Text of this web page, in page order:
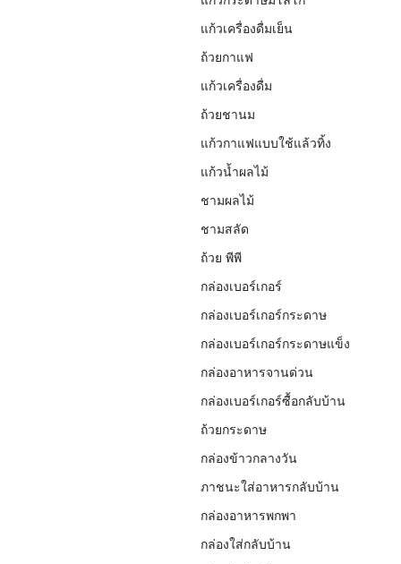
แก้วเครื่องดื่มเย็น
ถ้วยกาแฟ
แก้วเครื่องดื่ม
ถ้วยชานม
แก้วกาแฟแบบใช้แล้วทิ้ง
แก้วน้ำผลไม้
ชามผลไม้
ชามสลัด
ถ้วย พีพี
กล่องเบอร์เกอร์
กล่องเบอร์เกอร์กระดาษ
กล่องเบอร์เกอร์กระดาษแข็ง
กล่องอาหารจานด่วน
กล่องเบอร์เกอร์ซื้อกลับบ้าน
ถ้วยกระดาษ
กล่องข้าวกลางวัน
ภาชนะใส่อาหารกลับบ้าน
กล่องอาหารพกพา
กล่องใส่กลับบ้าน